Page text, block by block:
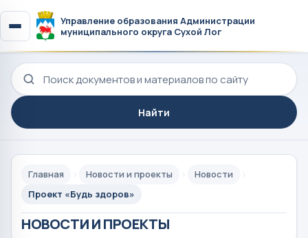
Управление образования Администрации
муниципального округа Сухой Лог
Поиск по сайту
Найти
Главная Новости и проекты
Новости
Проект «Будь здоров»
НОВОСТИ И ПРОЕКТЫ